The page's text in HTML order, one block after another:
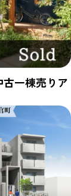
一棟売りア